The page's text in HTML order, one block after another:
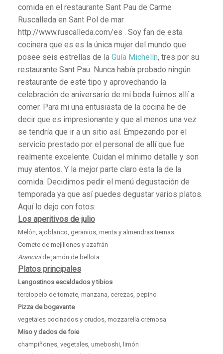
comida en el restaurante Sant Pau de Carme
Ruscalleda en Sant Pol de mar
http://www.ruscalleda.com/es . Soy fan de esta
cocinera que es es la única mujer del mundo que
posee seis estrellas de la Guía Michelín, tres por su
restaurante Sant Pau. Nunca había probado ningún
restaurante de este tipo y aprovechando la
celebración de aniversario de mi boda fuimos allí a
comer. Para mi una entusiasta de la cocina he de
decir que es impresionante y que al menos una vez
se tendría que ir a un sitio así. Empezando por el
servicio prestado por el personal de allí que fue
realmente excelente. Cuidan el mínimo detalle y son
muy atentos. Y la mejor parte claro esta la de la
comida. Decidimos pedir el menú degustación de
temporada ya que así puedes degustar varios platos.
Aquí lo dejo con fotos:
Los aperitivos de julio
Melón, ajoblanco, geranios, menta y almendras tiernas
Cornete de mejillones y azafrán
Arancinide jamón de bellota
Platos principales
Langostinos escaldados y tibios
terciopelo de tomate, manzana, cerezas, pepino
Pizza de bogavante
vegetales cocinados y crudos, mozzarella cremosa
Miso y dados de foie
champiñones, vegetales, umeboshi, limón